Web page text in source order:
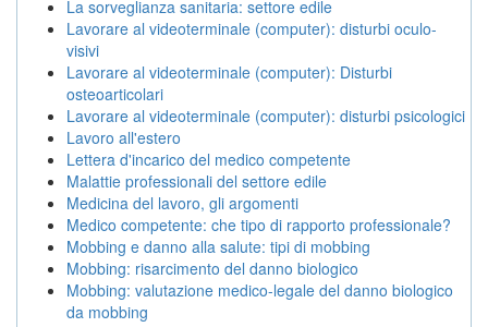
La sorveglianza sanitaria: settore edile
Lavorare al videoterminale (computer): disturbi oculo-
visivi
Lavorare al videoterminale (computer): Disturbi
osteoarticolari
Lavorare al videoterminale (computer): disturbi psicologici
Lavoro all'estero
Lettera d'incarico del medico competente
Malattie professionali del settore edile
Medicina del lavoro, gli argomenti
Medico competente: che tipo di rapporto professionale?
Mobbing e danno alla salute: tipi di mobbing
Mobbing: risarcimento del danno biologico
Mobbing: valutazione medico-legale del danno biologico
da mobbing